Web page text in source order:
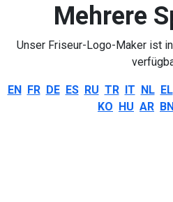
Mehrere
Unser Friseur-Logo-Maker ist
EN FR DE ES RU TR IT NL EL
KO HU AR